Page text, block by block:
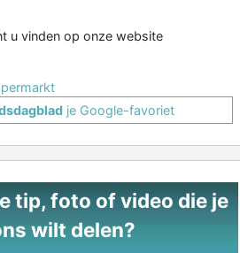
u vinden op onze website
je Google-favoriet
tip, foto of video die je
wilt delen?